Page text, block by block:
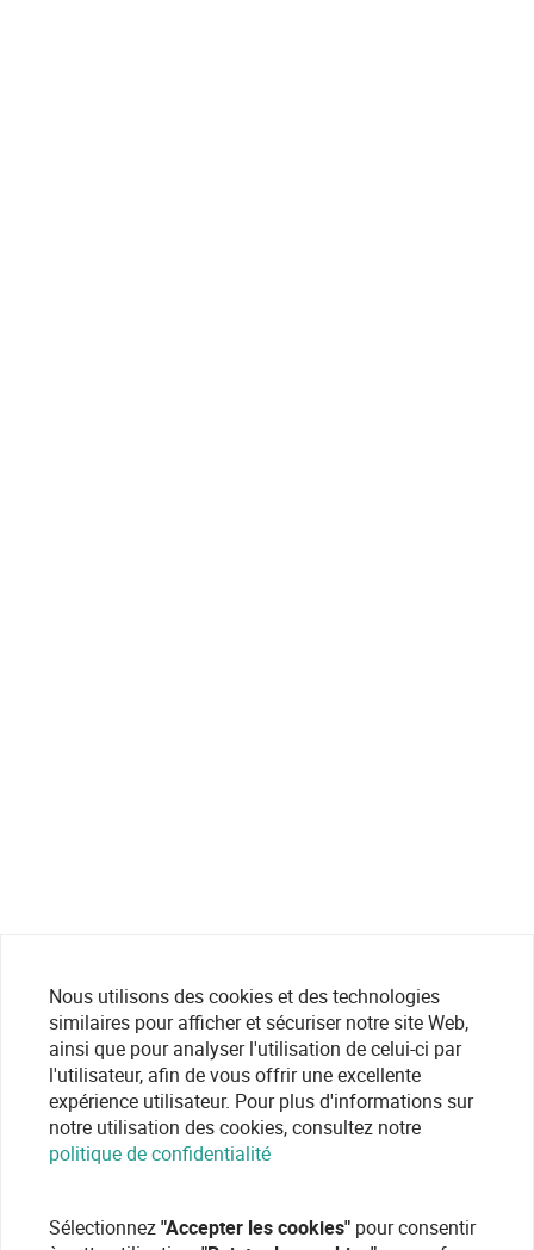
Nous utilisons des cookies et des technologies
similaires pour afficher et sécuriser notre site Web,
ainsi que pour analyser l'utilisation de celui-ci par
l'utilisateur, afin de vous offrir une excellente
expérience utilisateur. Pour plus d'informations sur
notre utilisation des cookies, consultez notre
politique de confidentialité
Sélectionnez"Accepter les cookies" pour consentir